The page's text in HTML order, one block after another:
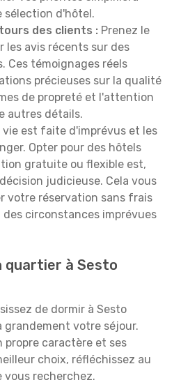
sélection d'hôtel.
des clients : Prenez le
les avis récents sur des
Ces témoignages réels
précieuses sur la qualité
de propreté et l'attention
autres détails.
vie est faite d'imprévus et les
Opter pour des hôtels
gratuite ou flexible est,
judicieuse. Cela vous
votre réservation sans frais
des circonstances imprévues
quartier à Sesto
de dormir à Sesto
votre séjour.
propre caractère et ses
choix, réfléchissez au
vous recherchez.